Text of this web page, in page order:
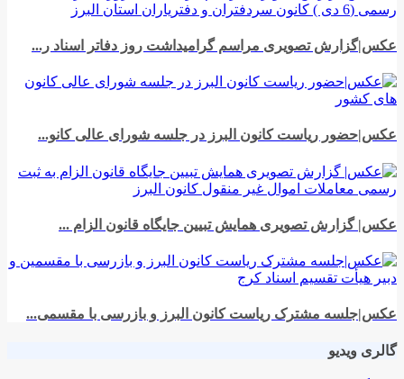
عکس|گزارش تصویری مراسم گرامیداشت روز دفاتر اسناد ر...
عکس|حضور ریاست کانون البرز در جلسه شورای عالی کانو...
عکس| گزارش تصویری همایش تبیین جایگاه قانون الزام ...
عکس|جلسه مشترک ریاست کانون البرز و بازرسی با مقسمی...
گالری ویدیو